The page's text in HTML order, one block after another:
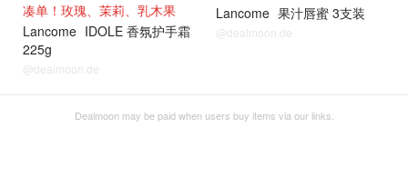
凑单！玫瑰、茉莉、乳木果
Lancome IDOLE 香氛护手霜
225g
@dealmoon.de
Lancome 果汁唇蜜 3支装
@dealmoon.de
Dealmoon may be paid when users buy items via our links.